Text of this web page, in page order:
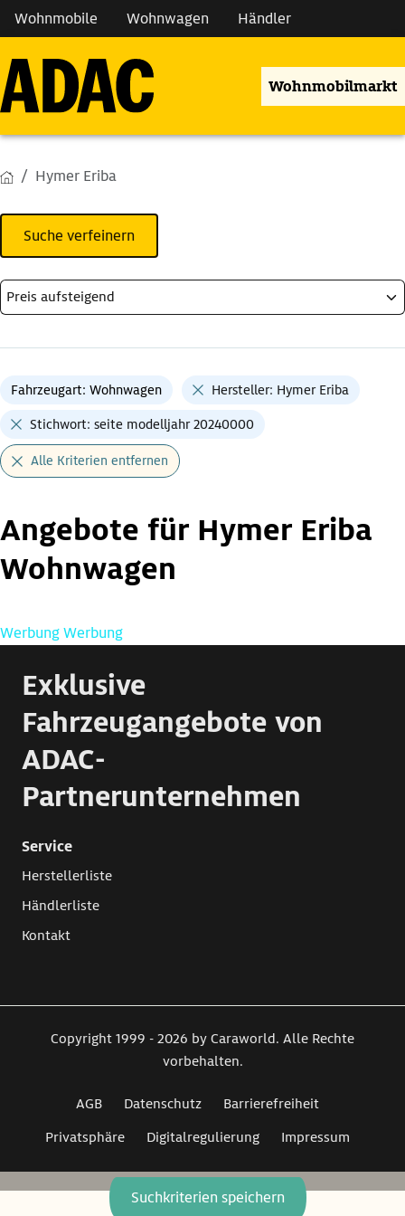
Wohnmobile Wohnwagen Händler
Wohnmobilmarkt
Hymer Eriba
Suche verfeinern
Suchkriterien speichern
Fahrzeugart: Wohnwagen Hersteller: Hymer Eriba
Stichwort: seite modelljahr 20240000
Alle Kriterien entfernen
Angebote für Hymer Eriba
Wohnwagen
WerbungWerbung
Exklusive
Fahrzeugangebote von
ADAC-
Partnerunternehmen
Service
Herstellerliste
Händlerliste
Kontakt
Copyright 1999 - 2026 by Caraworld. Alle Rechte
vorbehalten.
AGB Datenschutz
Barrierefreiheit
Privatsphäre
Digitalregulierung Impressum